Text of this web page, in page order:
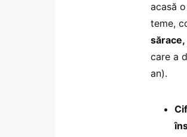
acasă
teme,
sărace,
care a
an).